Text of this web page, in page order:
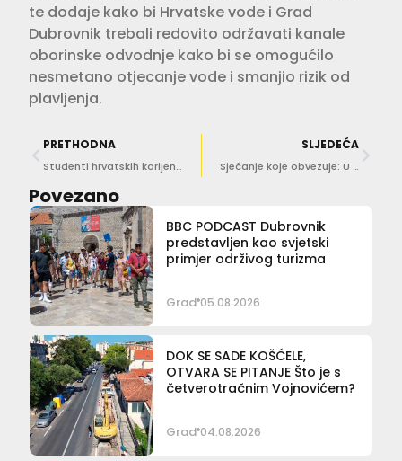
te dodaje kako bi Hrvatske vode i Grad
Dubrovnik trebali redovito održavati kanale
oborinske odvodnje kako bi se omogućilo
nesmetano otjecanje vode i smanjio rizik od
plavljenja.
PRETHODNA
Studenti hrvatskih korijena iz SAD-a posjetili Dubrovnik u sklopu programa razmjene s Montereyom
SLJEDEĆA
Sjećanje koje obvezuje: U Trstenom odana počast hrvatskim braniteljima
Povezano
BBC PODCAST Dubrovnik
predstavljen kao svjetski
primjer održivog turizma
Grad 05.08.2026
DOK SE SADE KOŠĆELE,
OTVARA SE PITANJE Što je s
četverotračnim Vojnovićem?
Grad 04.08.2026